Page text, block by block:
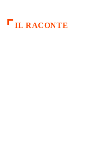
IL RACONTE